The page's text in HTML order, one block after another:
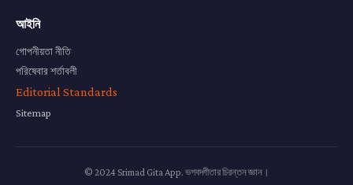
আইনি
গোপনীয়তা নীতি
পরিষেবার শর্তাবলী
Editorial Standards
Sitemap
© 2024 Srimad Gita App. ভগবদ্গীতার চিরন্তন জ্ঞান।